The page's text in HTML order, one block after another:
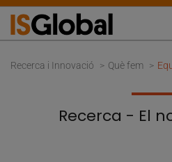
Recerca i Innovació Què fem
Recerca - El